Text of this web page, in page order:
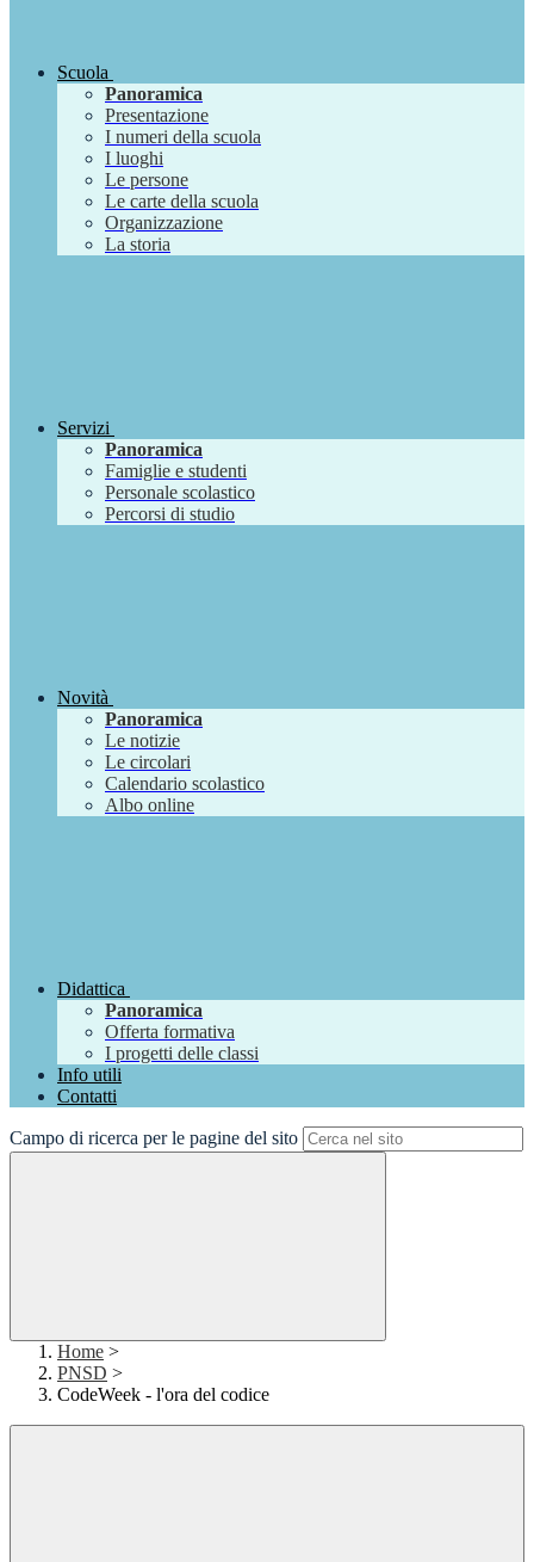
Scuola
Panoramica
Presentazione
I numeri della scuola
I luoghi
Le persone
Le carte della scuola
Organizzazione
La storia
Servizi
Panoramica
Famiglie e studenti
Personale scolastico
Percorsi di studio
Novità
Panoramica
Le notizie
Le circolari
Calendario scolastico
Albo online
Didattica
Panoramica
Offerta formativa
I progetti delle classi
Info utili
Contatti
Campo di ricerca per le pagine del sito
Home >
PNSD >
CodeWeek - l'ora del codice